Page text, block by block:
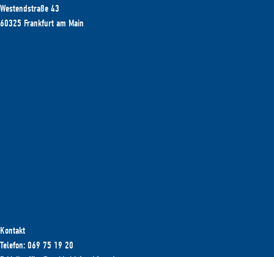
Westendstraße 43
60325 Frankfurt am Main
Kontakt
Telefon: 069 75 19 20